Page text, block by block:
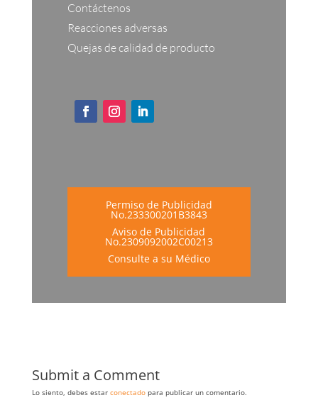
Contáctenos
Reacciones adversas
Quejas de calidad de producto
Permiso de Publicidad
No.233300201B3843
Aviso de Publicidad
No.2309092002C00213
Consulte a su Médico
Submit a Comment
Lo siento, debes estar conectadopara publicar un comentario.